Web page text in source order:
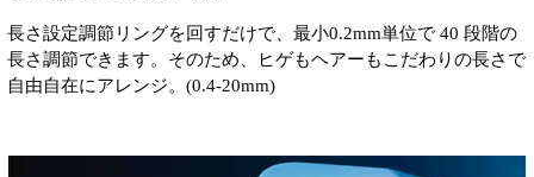
長さ設定調節リングを回すだけで、最小0.2mm単位で 40 段階の
長さ調節できます。そのため、ヒゲもヘアーもこだわりの長さで
自由自在にアレンジ。(0.4-20mm)